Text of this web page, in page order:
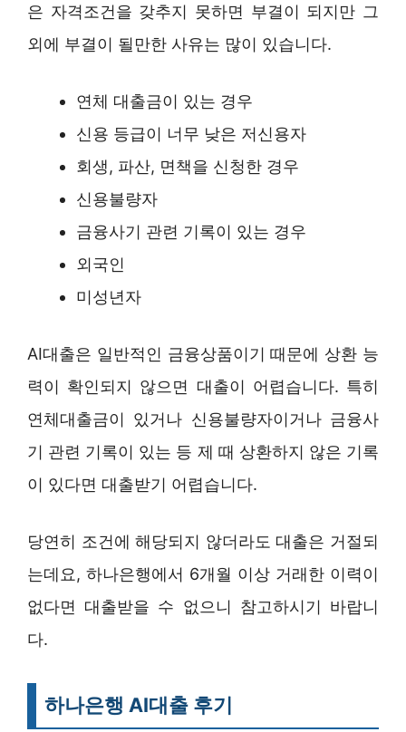
은 자격조건을 갖추지 못하면 부결이 되지만 그
외에 부결이 될만한 사유는 많이 있습니다.
연체 대출금이 있는 경우
신용 등급이 너무 낮은 저신용자
회생, 파산, 면책을 신청한 경우
신용불량자
금융사기 관련 기록이 있는 경우
외국인
미성년자
AI대출은 일반적인 금융상품이기 때문에 상환 능
력이 확인되지 않으면 대출이 어렵습니다. 특히
연체대출금이 있거나 신용불량자이거나 금융사
기 관련 기록이 있는 등 제 때 상환하지 않은 기록
이 있다면 대출받기 어렵습니다.
당연히 조건에 해당되지 않더라도 대출은 거절되
는데요, 하나은행에서 6개월 이상 거래한 이력이
없다면 대출받을 수 없으니 참고하시기 바랍니
다.
하나은행 AI대출 후기